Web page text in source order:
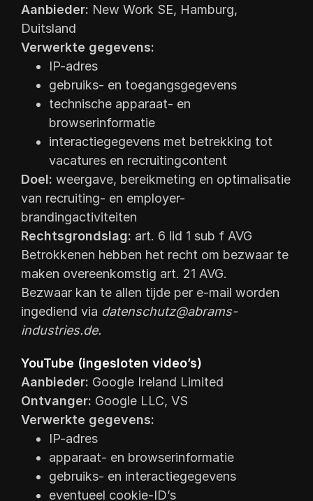
Aanbieder: New Work SE, Hamburg,
Duitsland
Verwerkte gegevens:
IP-adres
gebruiks- en toegangsgegevens
technische apparaat- en
browserinformatie
interactiegegevens met betrekking tot
vacatures en recruitingcontent
Doel: weergave, bereikmeting en optimalisatie
van recruiting- en employer-
brandingactiviteiten
Rechtsgrondslag: art. 6 lid 1 sub f AVG
Betrokkenen hebben het recht om bezwaar te
maken overeenkomstig art. 21 AVG.
Bezwaar kan te allen tijde per e-mail worden
ingediend via datenschutz@abrams-
industries.de.
YouTube (ingesloten video’s)
Aanbieder: Google Ireland Limited
Ontvanger: Google LLC, VS
Verwerkte gegevens:
IP-adres
apparaat- en browserinformatie
gebruiks- en interactiegegevens
eventueel cookie-ID’s